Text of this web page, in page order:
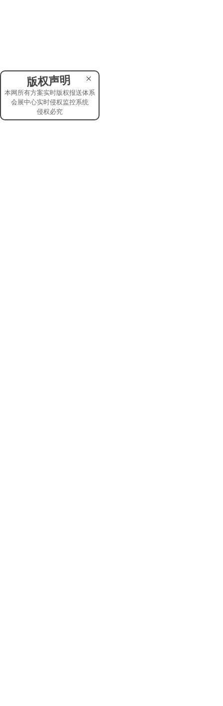
本网所有方案实时版权报送体系
会展中心实时侵权监控系统
侵权必究
版权声明 ×